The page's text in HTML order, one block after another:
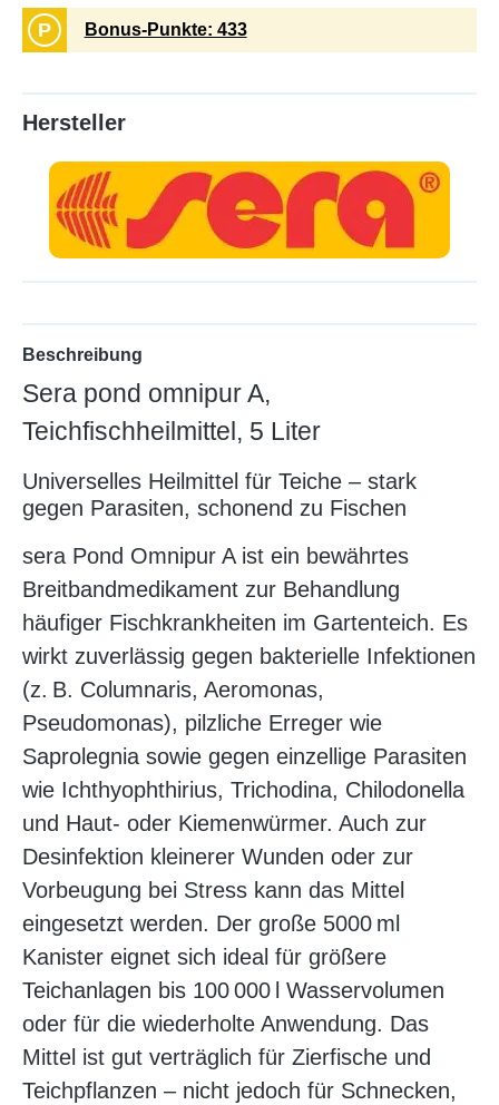
P Bonus-Punkte: 433
Hersteller
Beschreibung
Sera pond omnipur A,
Teichfischheilmittel, 5 Liter
Universelles Heilmittel für Teiche – stark
gegen Parasiten, schonend zu Fischen
sera Pond Omnipur A ist ein bewährtes
Breitbandmedikament zur Behandlung
häufiger Fischkrankheiten im Gartenteich. Es
wirkt zuverlässig gegen bakterielle Infektionen
(z. B. Columnaris, Aeromonas,
Pseudomonas), pilzliche Erreger wie
Saprolegnia sowie gegen einzellige Parasiten
wie Ichthyophthirius, Trichodina, Chilodonella
und Haut- oder Kiemenwürmer. Auch zur
Desinfektion kleinerer Wunden oder zur
Vorbeugung bei Stress kann das Mittel
eingesetzt werden. Der große 5000 ml
Kanister eignet sich ideal für größere
Teichanlagen bis 100 000 l Wasservolumen
oder für die wiederholte Anwendung. Das
Mittel ist gut verträglich für Zierfische und
Teichpflanzen – nicht jedoch für Schnecken,